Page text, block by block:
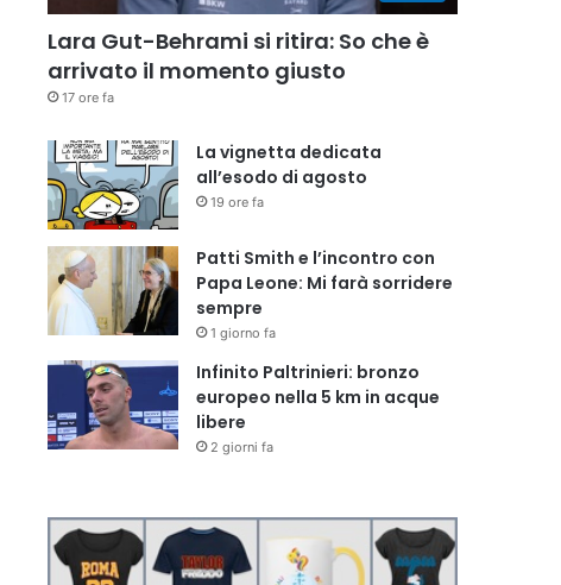
Lara Gut-Behrami si ritira: So che è
arrivato il momento giusto
17 ore fa
La vignetta dedicata
all’esodo di agosto
19 ore fa
Patti Smith e l’incontro con
Papa Leone: Mi farà sorridere
sempre
1 giorno fa
Infinito Paltrinieri: bronzo
europeo nella 5 km in acque
libere
2 giorni fa